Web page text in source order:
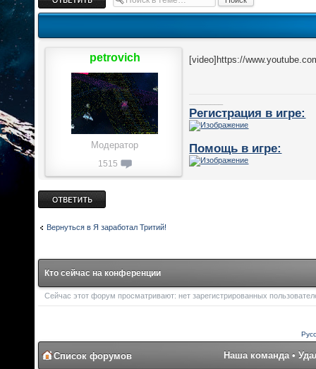
[video]https://
Регистрация в игре:
Помощь в игре:
petrovich
Модератор
1515
Ответить
Вернуться в Я заработал Тритий!
Кто сейчас на конференции
Сейчас этот форум просматривают: нет зарегистрированных
Список форумов Наша команда•